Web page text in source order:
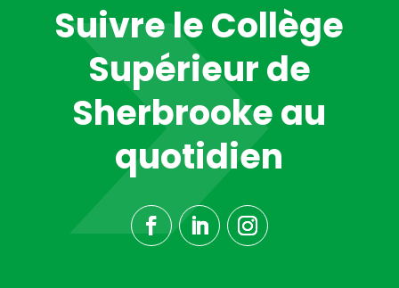
Suivre le Collège
Supérieur de
Sherbrooke au
quotidien